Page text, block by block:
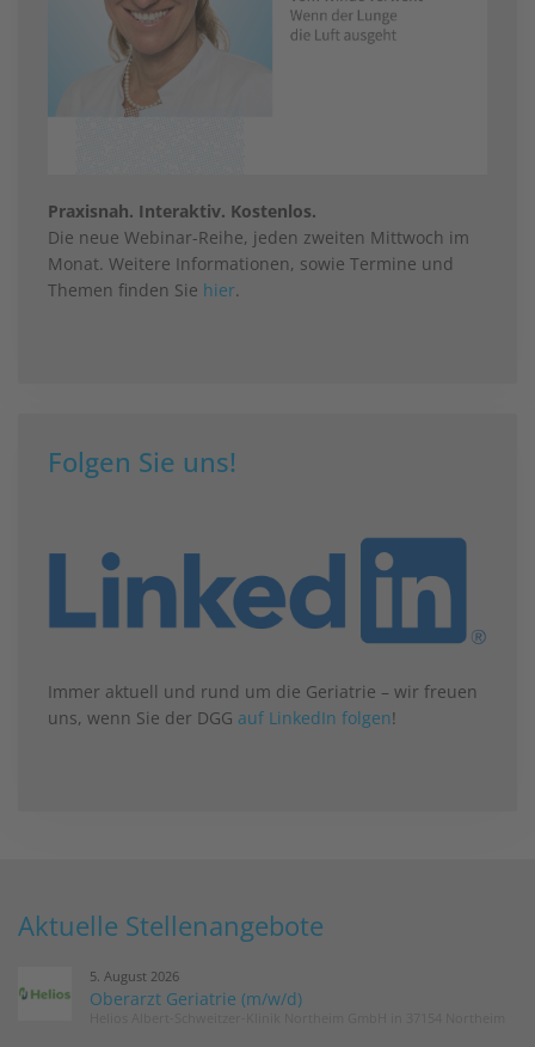
Praxisnah. Interaktiv. Kostenlos.
Die neue Webinar-Reihe, jeden zweiten Mittwoch im
Monat. Weitere Informationen, sowie Termine und
Themen finden Sie hier.
Folgen Sie uns!
Immer aktuell und rund um die Geriatrie – wir freuen
uns, wenn Sie der DGG auf LinkedIn folgen!
Aktuelle Stellenangebote
5. August 2026
Oberarzt Geriatrie (m/w/d)